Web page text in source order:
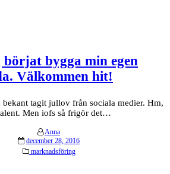
bygga min egen
Välkommen hit!
bekant tagit jullov från sociala medier. Hm,
Men iofs så frigör det…
Anna
Posted
on
december 28, 2016
marknadsföring